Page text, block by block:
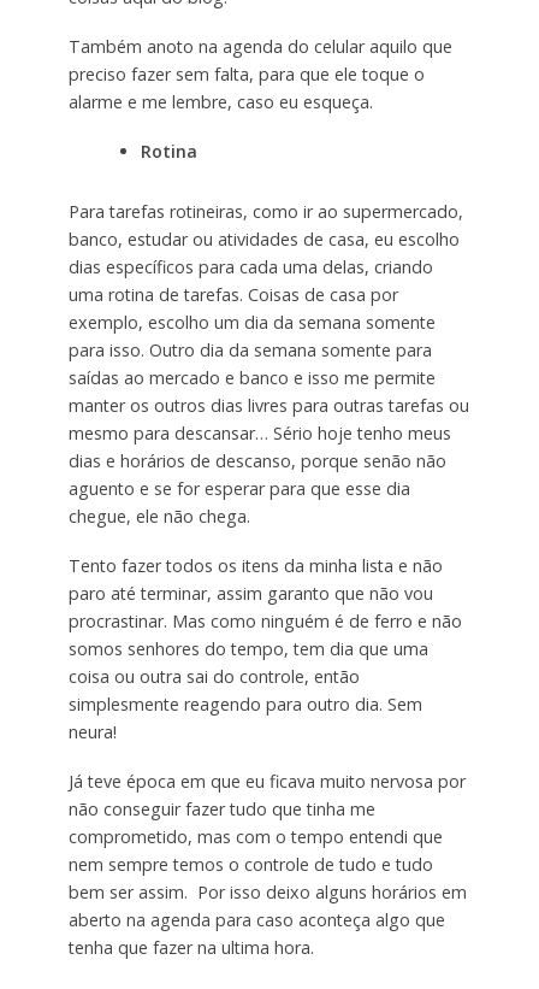
Também anoto na agenda do celular aquilo que
preciso fazer sem falta, para que ele toque o
alarme e me lembre, caso eu esqueça.
Rotina
Para tarefas rotineiras, como ir ao supermercado,
banco, estudar ou atividades de casa, eu escolho
dias específicos para cada uma delas, criando
uma rotina de tarefas. Coisas de casa por
exemplo, escolho um dia da semana somente
para isso. Outro dia da semana somente para
saídas ao mercado e banco e isso me permite
manter os outros dias livres para outras tarefas ou
mesmo para descansar… Sério hoje tenho meus
dias e horários de descanso, porque senão não
aguento e se for esperar para que esse dia
chegue, ele não chega.
Tento fazer todos os itens da minha lista e não
paro até terminar, assim garanto que não vou
procrastinar. Mas como ninguém é de ferro e não
somos senhores do tempo, tem dia que uma
coisa ou outra sai do controle, então
simplesmente reagendo para outro dia. Sem
neura!
Já teve época em que eu ficava muito nervosa por
não conseguir fazer tudo que tinha me
comprometido, mas com o tempo entendi que
nem sempre temos o controle de tudo e tudo
bem ser assim. Por isso deixo alguns horários em
aberto na agenda para caso aconteça algo que
tenha que fazer na ultima hora.